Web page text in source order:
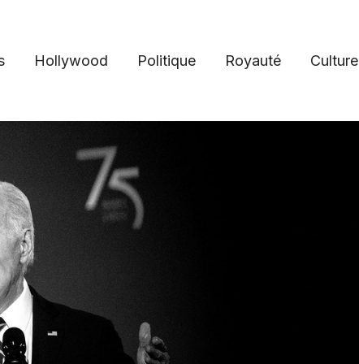
Hollywood Politique Royauté Culture